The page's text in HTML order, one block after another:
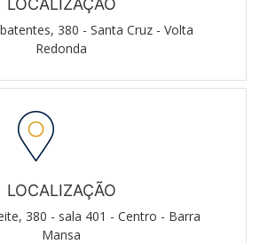
LOCALIZAÇÃO
380 - Santa Cruz - Volta
Redonda
LOCALIZAÇÃO
380 - sala 401 - Centro - Barra
Mansa